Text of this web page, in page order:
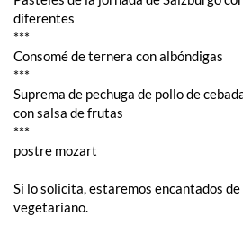
diferentes
***
Consomé de ternera con albóndigas
***
Suprema de pechuga de pollo de
con salsa de frutas
***
postre mozart
Si lo solicita, estaremos encantados
vegetariano.